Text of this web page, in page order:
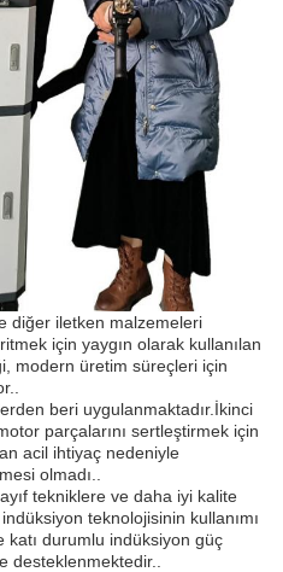
diğer iletken malzemeleri
için yaygın olarak kullanılan
modern üretim süreçleri için
beri uygulanmaktadır.İkinci
parçalarını sertleştirmek için
acil ihtiyaç nedeniyle
olmadı..
tekniklere ve daha iyi kalite
teknolojisinin kullanımı
katı durumlu indüksiyon güç
desteklenmektedir..